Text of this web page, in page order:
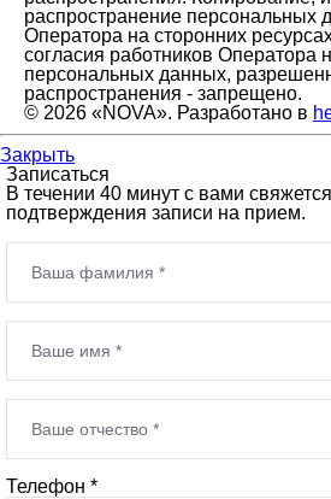
распространение персональных
Оператора на сторонних
согласия работников Оператора
персональных данных,
распространения - запрещено.
© 2026 «NOVA». Разработано в
Закрыть
Записаться
В течении 40 минут с вами
подтверждения записи на прием.
Телефон *